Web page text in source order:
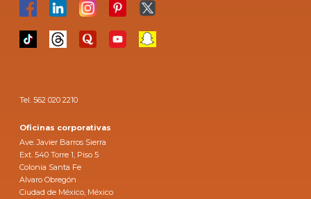
Tel. 562 020 2210
Oficinas corporativas
Ave. Javier Barros Sierra
Ext. 540 Torre 1, Piso 5
Colonia Santa Fe
Alvaro Obregón
Ciudad de México, México